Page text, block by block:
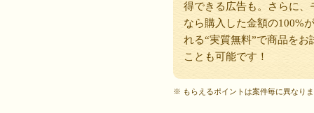
得できる広告も。さらに、
なら購入した金額の100%
れる“実質無料”で商品をお
ことも可能です！
※ もらえるポイントは案件毎に異なり